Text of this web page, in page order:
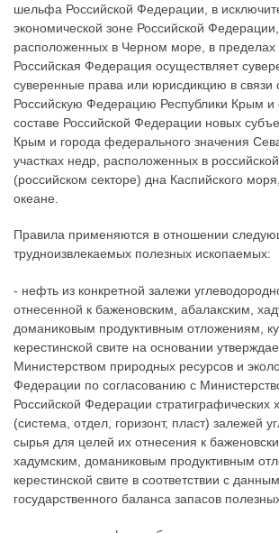
шельфа Российской Федерации, в
экономической зоне Российской Федерации,
расположенных в Черном море, в пределах
Российская Федерация осуществляет
суверенные права или юрисдикцию в связи
Российскую Федерацию Республики Крым и
составе Российской Федерации новых
Крым и города федерального значения
участках недр, расположенных в
(российском секторе) дна Каспийского
океане.
Правила применяются в отношении
трудноизвлекаемых полезных ископаемых:
- нефть из конкретной залежи
отнесенной к баженовским, абалакским,
доманиковым продуктивным отложениям,
керестинской свите на основании
Министерством природных ресурсов и
Федерации по согласованию с
Российской Федерации стратиграфических
(система, отдел, горизонт, пласт) залежей
сырья для целей их отнесения к
хадумским, доманиковым продуктивным
керестинской свите в соответствии с
государственного баланса запасов